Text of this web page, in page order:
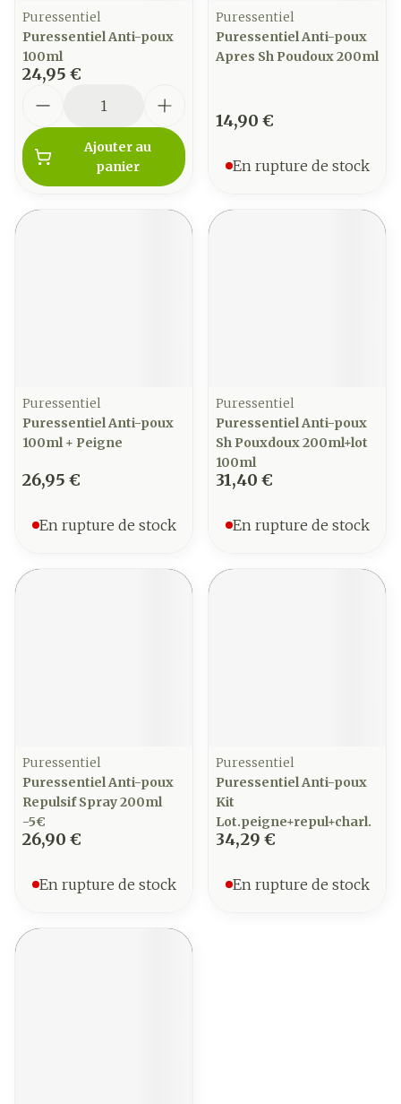
Puressentiel
Puressentiel Anti-poux
100ml
24,95 €
Ajouter au
panier
Puressentiel
Puressentiel Anti-poux
Apres Sh Poudoux 200ml
14,90 €
En rupture de stock
Puressentiel
Puressentiel Anti-poux
100ml + Peigne
26,95 €
En rupture de stock
Puressentiel
Puressentiel Anti-poux
Sh Pouxdoux 200ml+lot
100ml
31,40 €
En rupture de stock
Puressentiel
Puressentiel Anti-poux
Repulsif Spray 200ml
-5€
26,90 €
En rupture de stock
Puressentiel
Puressentiel Anti-poux
Kit
Lot.peigne+repul+charl.
34,29 €
En rupture de stock